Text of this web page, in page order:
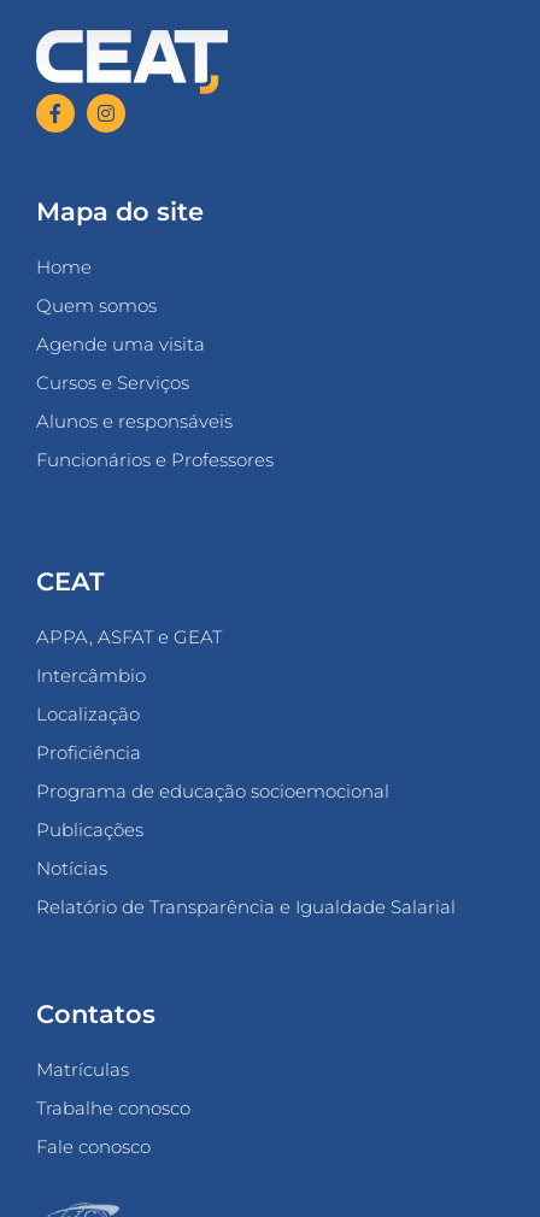
Mapa do site
Home
Quem somos
Agende uma visita
Cursos e Serviços
Alunos e responsáveis
Funcionários e Professores
CEAT
APPA, ASFAT e GEAT
Intercâmbio
Localização
Proficiência
Programa de educação socioemocional
Publicações
Notícias
Relatório de Transparência e Igualdade Salarial
Contatos
Matrículas
Trabalhe conosco
Fale conosco